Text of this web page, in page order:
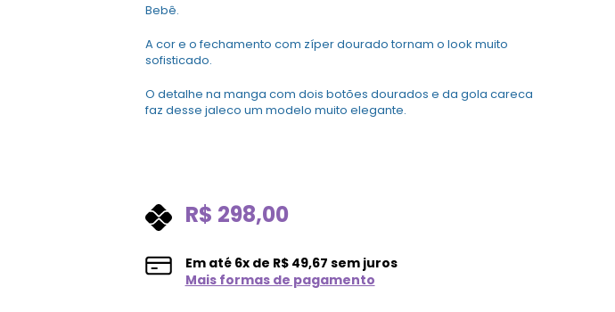
Bebê.
A cor e o fechamento com zíper dourado tornam o look muito
sofisticado.
O detalhe na manga com dois botões dourados e da gola careca
faz desse jaleco um modelo muito elegante.
R$ 298,00
Em até 6x de R$49,67 sem juros
Mais formas de pagamento